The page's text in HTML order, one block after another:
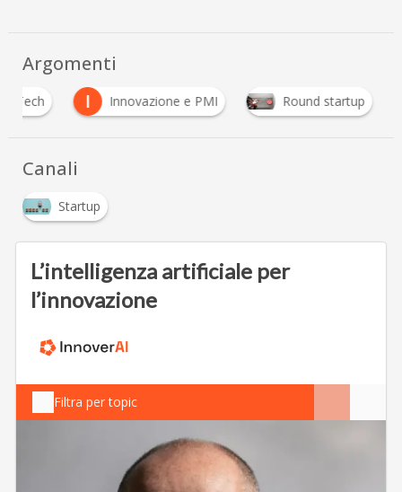
Argomenti
Tech I Innovazione e PMI Round startup
Canali
Startup
L’intelligenza artificiale per
l’innovazione
Filtra per topic